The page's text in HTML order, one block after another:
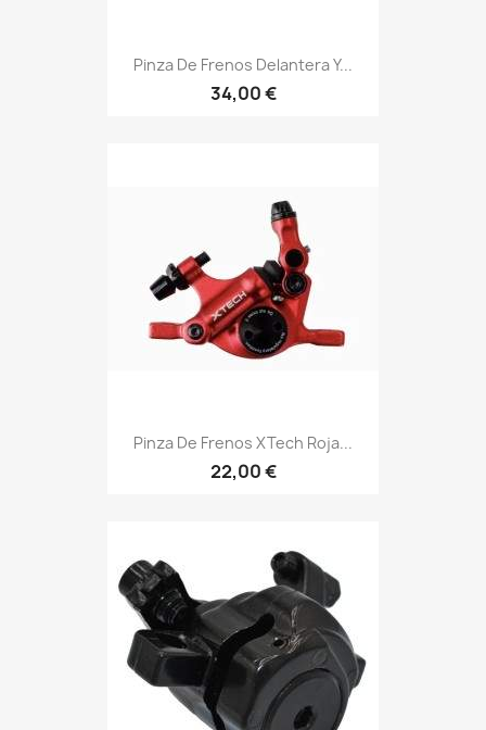
Pinza De Frenos Delantera Y...
34,00 €
Pinza De Frenos XTech Roja...
22,00 €